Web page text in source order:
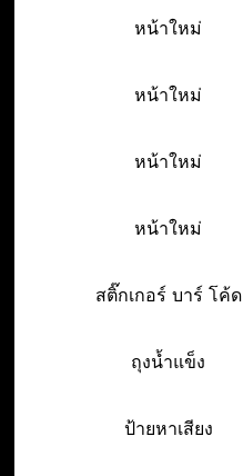
หน้าใหม่
หน้าใหม่
หน้าใหม่
หน้าใหม่
สติ๊กเกอร์ บาร์ โค้ด
ถุงน้ำแข็ง
ป้ายหาเสียง